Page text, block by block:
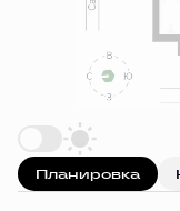
Планировка